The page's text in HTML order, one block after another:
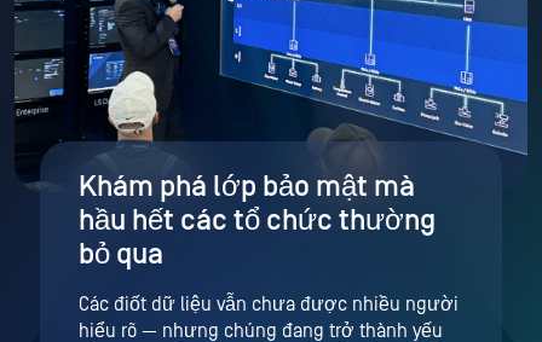
Khám phá lớp bảo mật mà
hầu hết các tổ chức thường
bỏ qua
Các điốt dữ liệu vẫn chưa được nhiều người
hiểu rõ — nhưng chúng đang trở thành yếu